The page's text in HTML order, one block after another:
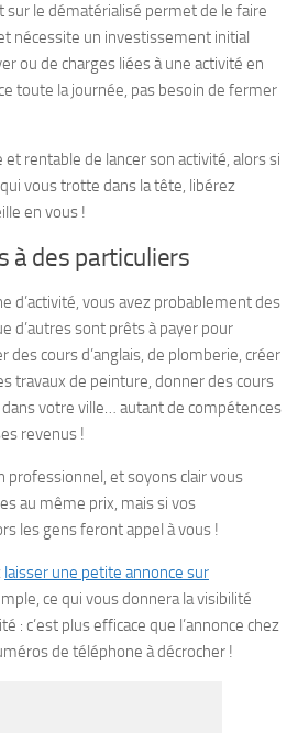
sur le dématérialisé permet de le faire
nécessite un investissement initial
ou de charges liées à une activité en
toute la journée, pas besoin de fermer
et rentable de lancer son activité, alors si
vous trotte dans la tête, libérez
en vous !
à des particuliers
d’activité, vous avez probablement des
d’autres sont prêts à payer pour
des cours d’anglais, de plomberie, créer
travaux de peinture, donner des cours
votre ville… autant de compétences
revenus !
professionnel, et soyons clair vous
au même prix, mais si vos
les gens feront appel à vous !
laisser une petite annonce sur
ce qui vous donnera la visibilité
: c’est plus efficace que l’annonce chez
de téléphone à décrocher !